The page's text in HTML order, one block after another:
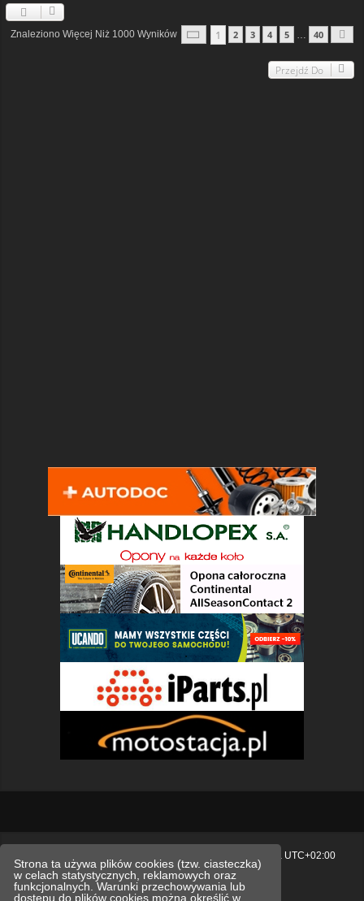
Strona ta używa plików cookies (tzw. ciasteczka)
w celach statystycznych, reklamowych oraz
funkcjonalnych. Warunki przechowywania lub
dostępu do plików cookies można określić w
Znaleziono Więcej Niż 1000 Wyników Strona1 40
1 2 3 4 5 40
Przejdź Do
UTC+02:00
Polityka prywatności.